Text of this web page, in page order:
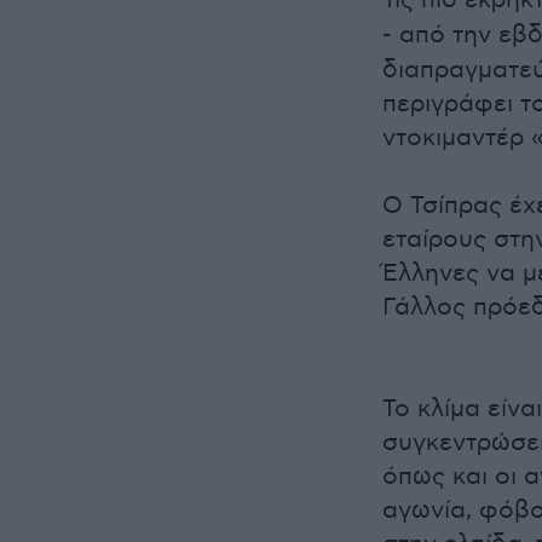
- από την
περιγράφει
ντοκιμαντέρ
Ο Τσίπρας
εταίρους
Έλληνες να
Γάλλος
Το κλίμα
όπως και οι
αγωνία,